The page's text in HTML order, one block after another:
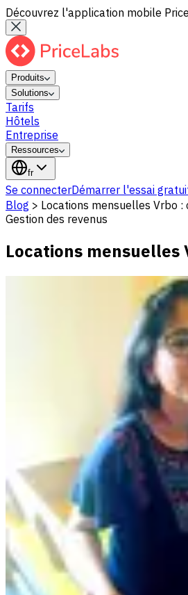
Découvrez l'application mobile
Produits
Solutions
Tarifs
Hôtels
Entreprise
Ressources
fr
Se connecterDémarrer l'essai
Blog > Locations mensuelles Vrbo
Gestion des revenus
Locations